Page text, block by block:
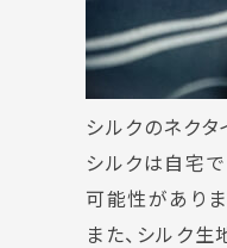
シルクのネク
シルクは自宅
可能性がありま
また、シルク